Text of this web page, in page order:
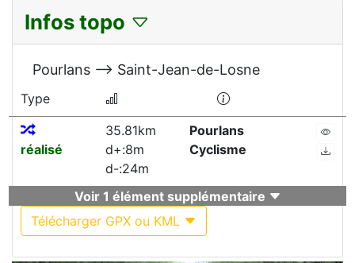
Infos topo
Pourlans --> Saint-Jean-de-Losne
Type
réalisé
35.81km
d+:8m
d-:24m
Pourlans
Cyclisme
Voir 1 élément supplémentaire
Télécharger GPX ou KML